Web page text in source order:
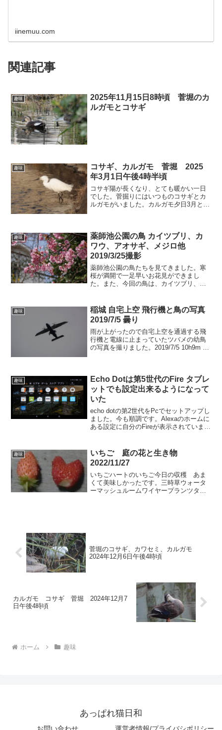
iinemuu.com
関連記事
趣味
2025年11月15日8時頃 菅堀のカ
ルガモとコサギ
趣味
コサギ、カルガモ 菅堀 2025
年3月1日午後4時半頃
コサギ陽が長くなり、とても暖かい一日
でした。菅掘りにはいつものコサギとカ
ルガモがいました。カルガモ夕日3月とも
趣味
薬師池公園の鳥 カイツブリ、カ
ワウ、アオサギ、メジロ他
2019/3/25撮影
薬師池公園の鳥たちを見てきました。寒
桜が満開で一足早いお花見ができまし
た。また、今回の鳥は、カイツブリ、カ
18日の薬師池公園) 0円ヘリコプターと書
かれたヘリが薬師池...
趣味
稲城 自宅上空 飛行機と鳥の写真
2019/7/5 曇り
雨が上がったので自宅上空を通過する飛
行機と電線に止まっていたツバメの幼鳥
の写真を撮りました。2019/7/5 10h9m 撮
趣味
Echo Dotは第5世代のFire タブレ
ットでも設定出来るようになって
いた
echo dotの第2世代をPcでセットアップし
ました。今も順調です。Alexaのホームに
ある設定に自分のFireが表示されていまし
ます。Echo Do...
趣味
いちご 庭の花と生き物
2022/11/27
いちごハートのいちご今日の収穫 あま
くて美味しかったです。三時草ウォータ
ーマッシュルームワイヤープランツタン
菅堀のコサギ、カワセミ、カルガモ
2024年12月6日午後4時頃
カルガモ コサギ 菅堀 2024年12月7
日午後4時頃
ホーム 趣味
あっぱれ猫日和